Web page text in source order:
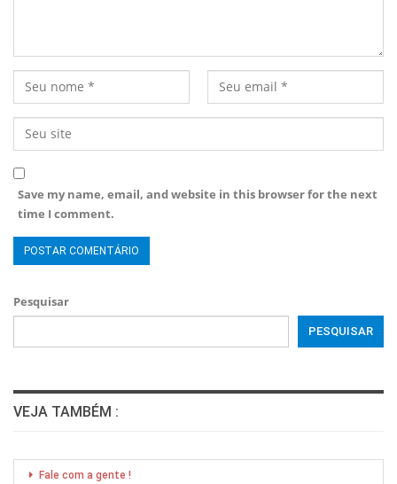
Save my name, email, and website in this browser for the next
time I comment.
Pesquisar
PESQUISAR
VEJA TAMBÉM :
Fale com a gente !